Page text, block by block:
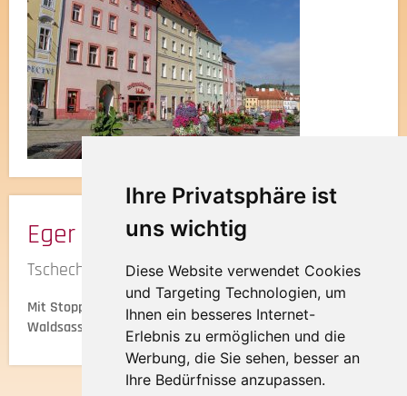
Ihre Privatsphäre ist
uns wichtig
Diese Website verwendet Cookies
und Targeting Technologien, um
Ihnen ein besseres Internet-
Erlebnis zu ermöglichen und die
Werbung, die Sie sehen, besser an
Ihre Bedürfnisse anzupassen.
Eger Einkaufsmärkte
Tschechien
Mit Stopps am Dragoun Cheb und am Asia-Dragon-Bazar
Waldsassen